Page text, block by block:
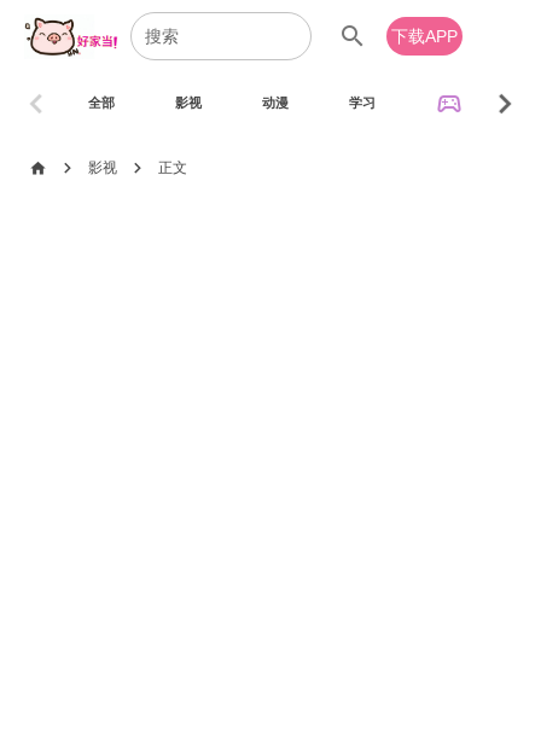
search 下载APP
全部 影视 动漫 学习 sports_esports
chevron_left chevron_right
home chevron_right 影视 chevron_right 正文